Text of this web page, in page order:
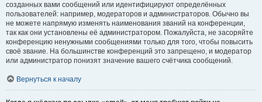
созданных вами сообщений или идентифицируют определённых
пользователей: например, модераторов и администраторов. Обычно вы
не можете напрямую изменять наименования званий на конференции,
так как они установлены её администратором. Пожалуйста, не засоряйте
конференцию ненужными сообщениями только для того, чтобы повысить
своё звание. На большинстве конференций это запрещено, и модератор
или администратор понизят значение вашего счётчика сообщений.
Вернуться к началу